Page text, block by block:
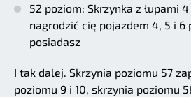
52 poziom: Skrzynka z łupami
nagrodzić cię pojazdem 4, 5 i 6
posiadasz
I tak dalej. Skrzynia poziomu 57
poziomu 9 i 10, skrzynia poziomu